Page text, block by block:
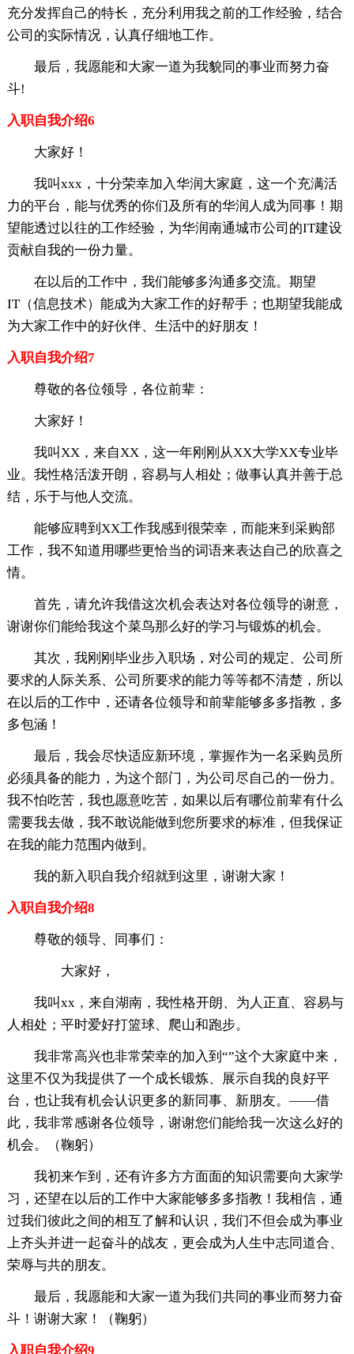
充分发挥自己的特长，充分利用我之前的工作经验，结合
公司的实际情况，认真仔细地工作。
最后，我愿能和大家一道为我貌同的事业而努力奋
斗!
入职自我介绍6
大家好！
我叫xxx，十分荣幸加入华润大家庭，这一个充满活
力的平台，能与优秀的你们及所有的华润人成为同事！期
望能透过以往的工作经验，为华润南通城市公司的IT建设
贡献自我的一份力量。
在以后的工作中，我们能够多沟通多交流。期望
IT（信息技术）能成为大家工作的好帮手；也期望我能成
为大家工作中的好伙伴、生活中的好朋友！
入职自我介绍7
尊敬的各位领导，各位前辈：
大家好！
我叫XX，来自XX，这一年刚刚从XX大学XX专业毕
业。我性格活泼开朗，容易与人相处；做事认真并善于总
结，乐于与他人交流。
能够应聘到XX工作我感到很荣幸，而能来到采购部
工作，我不知道用哪些更恰当的词语来表达自己的欣喜之
情。
首先，请允许我借这次机会表达对各位领导的谢意，
谢谢你们能给我这个菜鸟那么好的学习与锻炼的机会。
其次，我刚刚毕业步入职场，对公司的规定、公司所
要求的人际关系、公司所要求的能力等等都不清楚，所以
在以后的工作中，还请各位领导和前辈能够多多指教，多
多包涵！
最后，我会尽快适应新环境，掌握作为一名采购员所
必须具备的能力，为这个部门，为公司尽自己的一份力。
我不怕吃苦，我也愿意吃苦，如果以后有哪位前辈有什么
需要我去做，我不敢说能做到您所要求的标准，但我保证
在我的能力范围内做到。
我的新入职自我介绍就到这里，谢谢大家！
入职自我介绍8
尊敬的领导、同事们：
大家好，
我叫xx，来自湖南，我性格开朗、为人正直、容易与
人相处；平时爱好打篮球、爬山和跑步。
我非常高兴也非常荣幸的加入到“”这个大家庭中来，
这里不仅为我提供了一个成长锻炼、展示自我的良好平
台，也让我有机会认识更多的新同事、新朋友。——借
此，我非常感谢各位领导，谢谢您们能给我一次这么好的
机会。（鞠躬）
我初来乍到，还有许多方方面面的知识需要向大家学
习，还望在以后的工作中大家能够多多指教！我相信，通
过我们彼此之间的相互了解和认识，我们不但会成为事业
上齐头并进一起奋斗的战友，更会成为人生中志同道合、
荣辱与共的朋友。
最后，我愿能和大家一道为我们共同的事业而努力奋
斗！谢谢大家！（鞠躬）
入职自我介绍9